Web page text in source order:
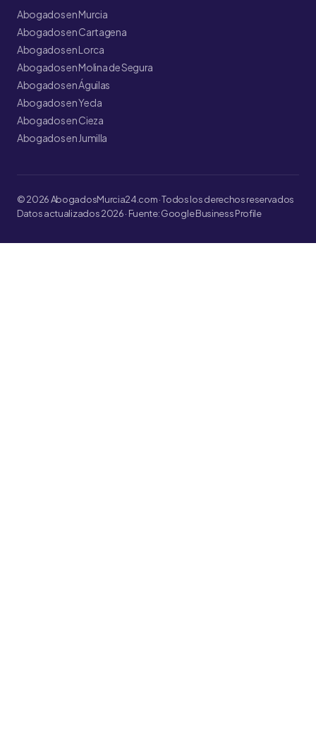
Abogados en Murcia
Abogados en Cartagena
Abogados en Lorca
Abogados en Molina de Segura
Abogados en Águilas
Abogados en Yecla
Abogados en Cieza
Abogados en Jumilla
© 2026 AbogadosMurcia24.com · Todos los derechos reservados
Datos actualizados 2026 · Fuente: Google Business Profile